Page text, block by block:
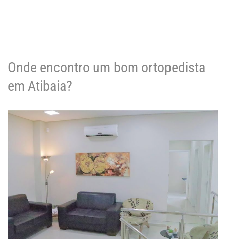
Onde encontro um bom ortopedista
em Atibaia?